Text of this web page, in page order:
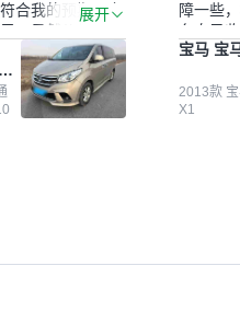
合我的预期。之
，虽然价格没谈
留着。瓜子毕竟
印象还好。我最
大通，18年的
多，符合我的要
分期需要到当地
展开
障一些
台自己
可靠。
中它的
另外，
故、无
宝马 宝
2013款
X1